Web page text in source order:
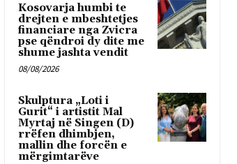
Kosovarja humbi te
drejten e mbeshtetjes
financiare nga Zvicra
pse qëndroi dy dite me
shume jashta vendit
08/08/2026
Skulptura „Loti i
Gurit“ i artistit Mal
Myrtaj në Singen (D)
rrëfen dhimbjen,
mallin dhe forcën e
mërgimtarëve